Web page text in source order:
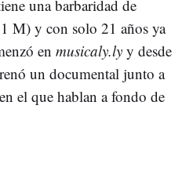
una barbaridad de
M) y con solo 21 años ya
en musicaly.ly y desde
un documental junto a
el que hablan a fondo de